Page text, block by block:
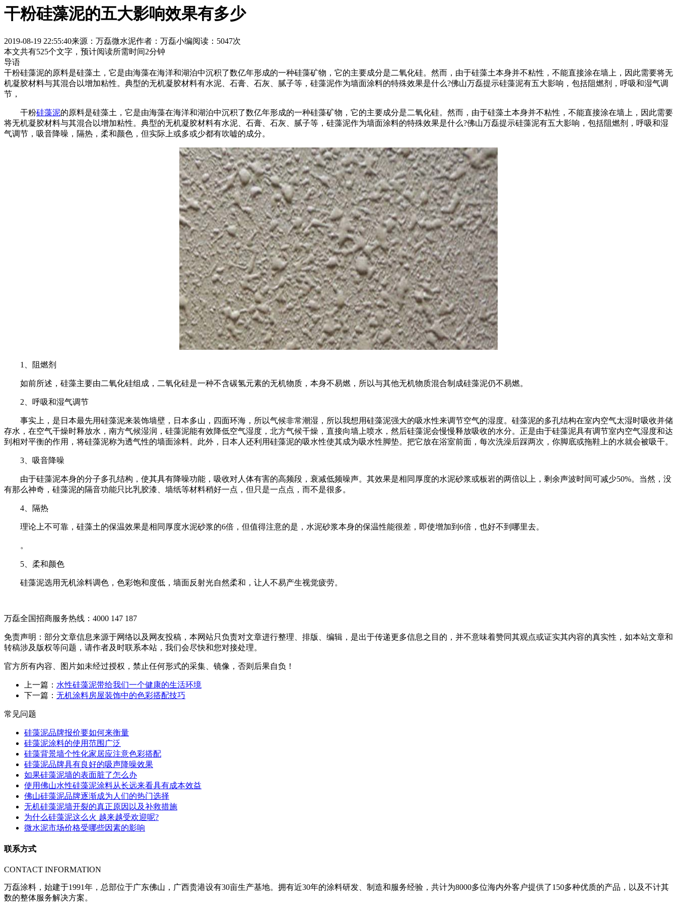
干粉硅藻泥的五大影响效果有多少
2019-08-19 22:55:40来源：万磊微水泥作者：万磊小编阅读：5047次
本文共有525个文字，预计阅读所需时间2分钟
导语
干粉硅藻泥的原料是硅藻土，它是由海藻在海洋和湖泊中沉积了数亿年形成的一种硅藻矿物，它的主要成分是二氧化硅。然而，由于硅藻土本身并不粘性，不能直接涂在墙上，因此需要将无
机凝胶材料与其混合以增加粘性。典型的无机凝胶材料有水泥、石膏、石灰、腻子等，硅藻泥作为墙面涂料的特殊效果是什么?佛山万磊提示硅藻泥有五大影响，包括阻燃剂，呼吸和湿气调
节，
干粉硅藻泥的原料是硅藻土，它是由海藻在海洋和湖泊中沉积了数亿年形成的一种硅藻矿物，它的主要成分是二氧化硅。然而，由于硅藻土本身并不粘性，不能直接涂在墙上，因此需要
将无机凝胶材料与其混合以增加粘性。典型的无机凝胶材料有水泥、石膏、石灰、腻子等，硅藻泥作为墙面涂料的特殊效果是什么?佛山万磊提示硅藻泥有五大影响，包括阻燃剂，呼吸和湿
气调节，吸音降噪，隔热，柔和颜色，但实际上或多或少都有吹嘘的成分。
1、阻燃剂
如前所述，硅藻主要由二氧化硅组成，二氧化硅是一种不含碳氢元素的无机物质，本身不易燃，所以与其他无机物质混合制成硅藻泥仍不易燃。
2、呼吸和湿气调节
事实上，是日本最先用硅藻泥来装饰墙壁，日本多山，四面环海，所以气候非常潮湿，所以我想用硅藻泥强大的吸水性来调节空气的湿度。硅藻泥的多孔结构在室内空气太湿时吸收并储
存水，在空气干燥时释放水，南方气候湿润，硅藻泥能有效降低空气湿度，北方气候干燥，直接向墙上喷水，然后硅藻泥会慢慢释放吸收的水分。正是由于硅藻泥具有调节室内空气湿度和达
到相对平衡的作用，将硅藻泥称为透气性的墙面涂料。此外，日本人还利用硅藻泥的吸水性使其成为吸水性脚垫。把它放在浴室前面，每次洗澡后踩两次，你脚底或拖鞋上的水就会被吸干。
3、吸音降噪
由于硅藻泥本身的分子多孔结构，使其具有降噪功能，吸收对人体有害的高频段，衰减低频噪声。其效果是相同厚度的水泥砂浆或板岩的两倍以上，剩余声波时间可减少50%。当然，没
有那么神奇，硅藻泥的隔音功能只比乳胶漆、墙纸等材料稍好一点，但只是一点点，而不是很多。
4、隔热
理论上不可靠，硅藻土的保温效果是相同厚度水泥砂浆的6倍，但值得注意的是，水泥砂浆本身的保温性能很差，即使增加到6倍，也好不到哪里去。
。
5、柔和颜色
硅藻泥选用无机涂料调色，色彩饱和度低，墙面反射光自然柔和，让人不易产生视觉疲劳。
万磊全国招商服务热线： 4000 147 187
免责声明：部分文章信息来源于网络以及网友投稿，本网站只负责对文章进行整理、排版、编辑，是出于传递更多信息之目的，并不意味着赞同其观点或证实其内容的真实性，如本站文章和
转稿涉及版权等问题，请作者及时联系本站，我们会尽快和您对接处理。
官方所有内容、图片如未经过授权，禁止任何形式的采集、镜像，否则后果自负！
上一篇： 水性硅藻泥带给我们一个健康的生活环境
下一篇： 无机涂料房屋装饰中的色彩搭配技巧
常见问题
硅藻泥品牌报价要如何来衡量
硅藻泥涂料的使用范围广泛
硅藻背景墙个性化家居应注意色彩搭配
硅藻泥品牌具有良好的吸声降噪效果
如果硅藻泥墙的表面脏了怎么办
使用佛山水性硅藻泥涂料从长远来看具有成本效益
佛山硅藻泥品牌逐渐成为人们的热门选择
无机硅藻泥墙开裂的真正原因以及补救措施
为什么硅藻泥这么火 越来越受欢迎呢?
微水泥市场价格受哪些因素的影响
联系方式
CONTACT INFORMATION
万磊涂料，始建于1991年，总部位于广东佛山，广西贵港设有30亩生产基地。拥有近30年的涂料研发、制造和服务经验，共计为8000多位海内外客户提供了150多种优质的产品，以及不计其
数的整体服务解决方案。